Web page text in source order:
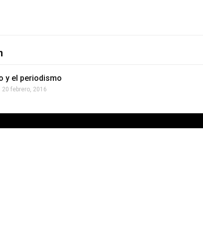
y el periodismo
20 febrero, 2016